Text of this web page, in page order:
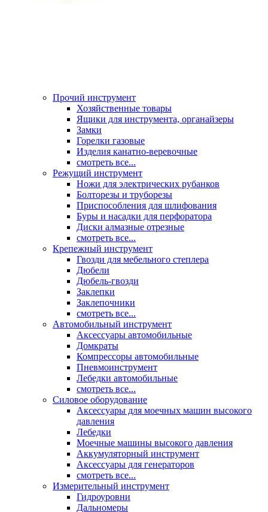
Прочий инструмент
Хозяйственные товары
Ящики для инструмента, органайзеры
Замки
Горелки газовые
Изделия канатно-веревочные
смотреть все...
Режущий инструмент
Ножи для электрических рубанков
Болторезы и труборезы
Приспособления для шлифования
Буры и насадки для перфоратора
Диски алмазные отрезные
смотреть все...
Крепежный инструмент
Гвозди для мебельного степлера
Дюбели
Дюбель-гвозди
Заклепки
Заклепочники
смотреть все...
Автомобильный инструмент
Аксессуары автомобильные
Домкраты
Компрессоры автомобильные
Пневмоинструмент
Лебедки автомобильные
смотреть все...
Силовое оборудование
Аксессуары для моечных машин высокого
давления
Лебедки
Моечные машины высокого давления
Аккумуляторный инструмент
Аксессуары для генераторов
смотреть все...
Измерительный инструмент
Гидроуровни
Дальномеры